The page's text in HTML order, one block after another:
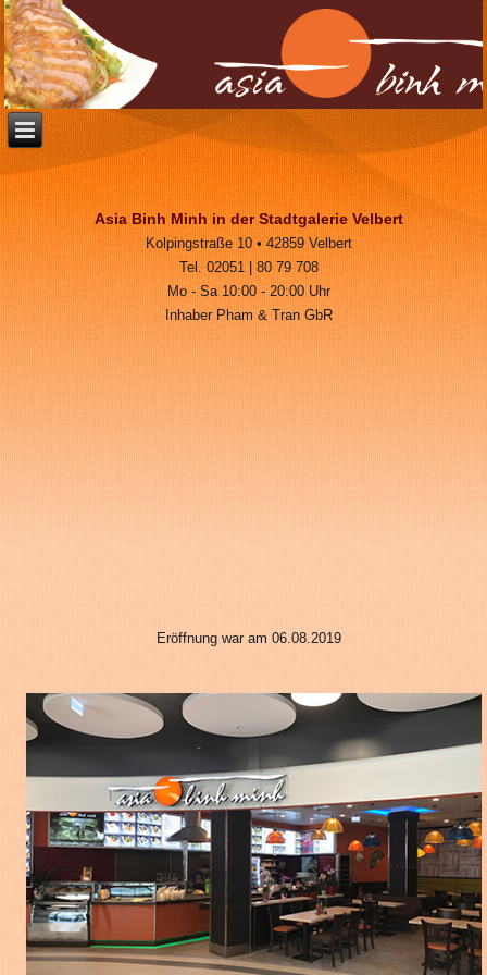
Asia Binh Minh in der Stadtgalerie Velbert
Kolpingstraße 10 • 42859 Velbert
Tel. 02051 | 80 79 708
Mo - Sa 10:00 - 20:00 Uhr
Inhaber Pham & Tran GbR
Eröffnung war am 06.08.2019